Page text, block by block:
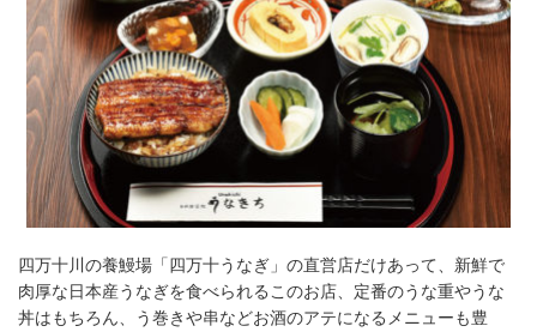
四万十川の養鰻場「四万十うなぎ」の直営店だけあって、新鮮で
肉厚な日本産うなぎを食べられるこのお店、定番のうな重やうな
丼はもちろん、う巻きや串などお酒のアテになるメニューも豊